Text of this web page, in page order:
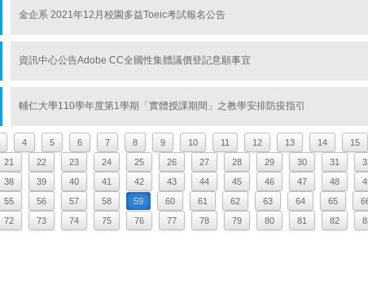
金企系 2021年12月校園多益Toeic考試報名公告
資訊中心公告Adobe CC全國性集體議價登記意願事宜
輔仁大學110學年度第1學期「實體授課期間」之教學安排防疫指引
4 5 6 7 8 9 10 11 12 13 14 15
21 22 23 24 25 26 27 28 29 30 31
38 39 40 41 42 43 44 45 46 47 48
55 56 57 58 59 60 61 62 63 64 65
72 73 74 75 76 77 78 79 80 81 82